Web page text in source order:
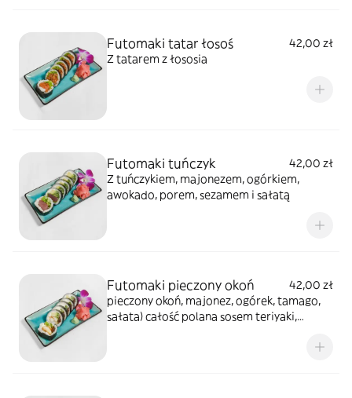
Futomaki tatar łosoś
42,00 zł
Z tatarem z łososia
Futomaki tuńczyk
42,00 zł
Z tuńczykiem, majonezem, ogórkiem,
awokado, porem, sezamem i sałatą
Futomaki pieczony okoń
42,00 zł
pieczony okoń, majonez, ogórek, tamago,
sałata) całość polana sosem teriyaki,